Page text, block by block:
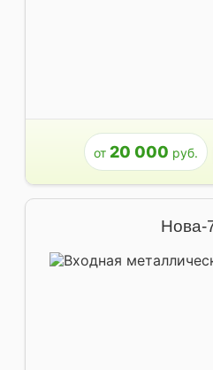
от 20 000 руб.
Нова-